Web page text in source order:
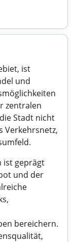
ist
und
zentralen
Stadt nicht
Verkehrsnetz,
ist geprägt
und der
bereichern.